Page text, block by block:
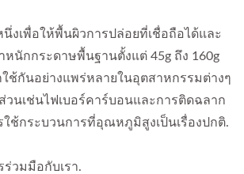
นึ่งเพื่อให้พื้นผิวการปล่อยที่เชื่อถือได้และ
หนักกระดาษพื้นฐานตั้งแต่ 45g ถึง 160g
ช้กันอย่างแพร่หลายในอุตสาหกรรมต่างๆ
วนเช่นไฟเบอร์คาร์บอนและการติดฉลาก
ใช้กระบวนการที่อุณหภูมิสูงเป็นเรื่องปกติ.
ร่วมมือกับเรา.